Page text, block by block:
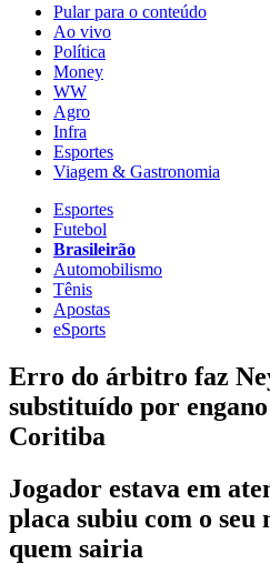
Pular para o conteúdo
Ao vivo
Política
Money
WW
Agro
Infra
Esportes
Viagem & Gastronomia
Esportes
Futebol
Brasileirão
Automobilismo
Tênis
Apostas
eSports
Erro do árbitro faz
substituído por
Coritiba
Jogador estava em
placa subiu com o seu
quem sairia